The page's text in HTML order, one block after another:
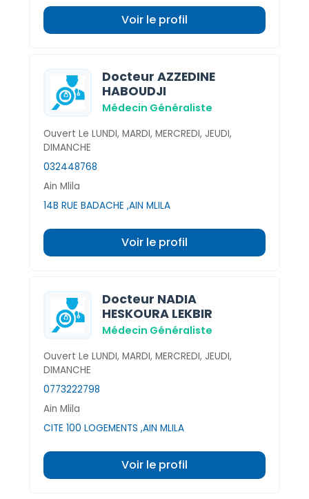
Voir le profil
Docteur AZZEDINE
HABOUDJI
Médecin Généraliste
Ouvert Le LUNDI, MARDI, MERCREDI, JEUDI,
DIMANCHE
032448768
Ain Mlila
14B RUE BADACHE ,AIN MLILA
Voir le profil
Docteur NADIA
HESKOURA LEKBIR
Médecin Généraliste
Ouvert Le LUNDI, MARDI, MERCREDI, JEUDI,
DIMANCHE
0773222798
Ain Mlila
CITE 100 LOGEMENTS ,AIN MLILA
Voir le profil